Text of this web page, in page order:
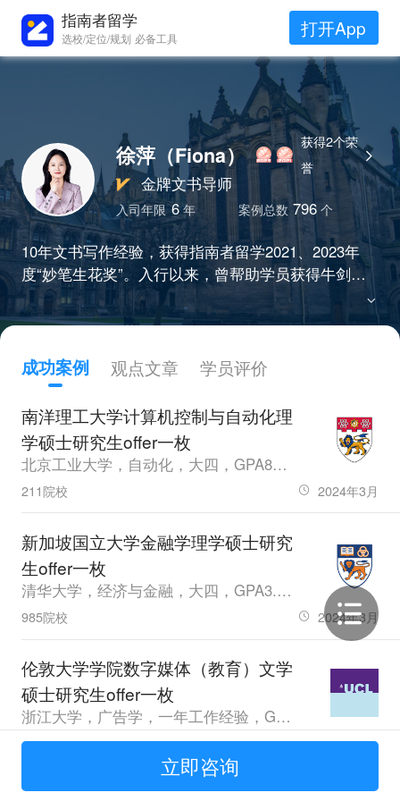
指南者留学
选校/定位/规划 必备工具 打开App
徐萍（Fiona）
获得2个荣
誉
金牌文书导师
入司年限 6年 案例总数 796 个
10年文书写作经验，获得指南者留学2021、2023年
度“妙笔生花奖”。入行以来，曾帮助学员获得牛剑、
耶鲁、港三新二等名校录取，不仅积累了丰厚的学科
知识，也具备扎实的英语创意写作能力。
成功案例 观点文章
学员评价
南洋理工大学计算机控制与自动化理
学硕士研究生offer一枚
北京工业大学，自动化，大四，GPA86.13，雅思6.5，无
211院校 2024年3月
新加坡国立大学金融学理学硕士研究
生offer一枚
清华大学，经济与金融，大四，GPA3.52，雅思7.0
985院校 2024年3月
伦敦大学学院数字媒体（教育）文学
硕士研究生offer一枚
浙江大学，广告学，一年工作经验，GPA86，暂无
985院校 2024年3月
新加坡国立大学风险企业创业理学硕
立即咨询